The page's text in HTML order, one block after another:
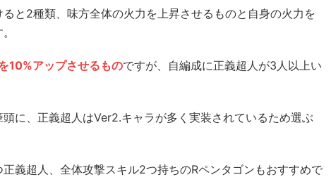
と2種類、味方全体の火力を上昇させるものと自身の火力を
10%アップさせるものですが、自編成に正義超人が3人以上い
に、正義超人はVer2.キャラが多く実装されているため選ぶ
義超人、全体攻撃スキル2つ持ちのRペンタゴンもおすすめで